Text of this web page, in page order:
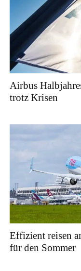
Airbus
trotz Krisen
Effizient reisen
für den Sommer